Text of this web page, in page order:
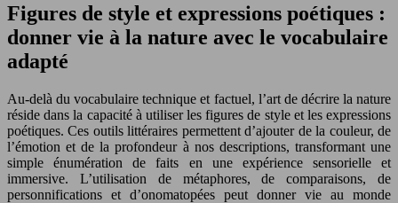
Figures de style et expressions poétiques :
donner vie à la nature avec le vocabulaire
adapté
Au-delà du vocabulaire technique et factuel, l’art de décrire la nature
réside dans la capacité à utiliser les figures de style et les expressions
poétiques. Ces outils littéraires permettent d’ajouter de la couleur, de
l’émotion et de la profondeur à nos descriptions, transformant une
simple énumération de faits en une expérience sensorielle et
immersive. L’utilisation de métaphores, de comparaisons, de
personnifications et d’onomatopées peut donner vie au monde